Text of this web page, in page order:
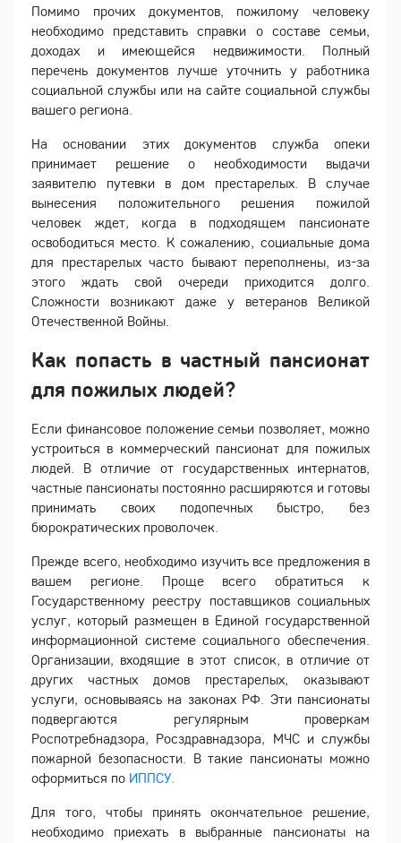
Помимо прочих документов, пожилому человеку
необходимо представить справки о составе семьи,
доходах и имеющейся недвижимости. Полный
перечень документов лучше уточнить у работника
социальной службы или на сайте социальной службы
вашего региона.
На основании этих документов служба опеки
принимает решение о необходимости выдачи
заявителю путевки в дом престарелых. В случае
вынесения положительного решения пожилой
человек ждет, когда в подходящем пансионате
освободиться место. К сожалению, социальные дома
для престарелых часто бывают переполнены, из-за
этого ждать свой очереди приходится долго.
Сложности возникают даже у ветеранов Великой
Отечественной Войны.
Как попасть в частный пансионат
для пожилых людей?
Если финансовое положение семьи позволяет, можно
устроиться в коммерческий пансионат для пожилых
людей. В отличие от государственных интернатов,
частные пансионаты постоянно расширяются и готовы
принимать своих подопечных быстро, без
бюрократических проволочек.
Прежде всего, необходимо изучить все предложения в
вашем регионе. Проще всего обратиться к
Государственному реестру поставщиков социальных
услуг, который размещен в Единой государственной
информационной системе социального обеспечения.
Организации, входящие в этот список, в отличие от
других частных домов престарелых, оказывают
услуги, основываясь на законах РФ. Эти пансионаты
подвергаются регулярным проверкам
Роспотребнадзора, Росздравнадзора, МЧС и службы
пожарной безопасности. В такие пансионаты можно
оформиться по ИППСУ.
Для того, чтобы принять окончательное решение,
необходимо приехать в выбранные пансионаты на